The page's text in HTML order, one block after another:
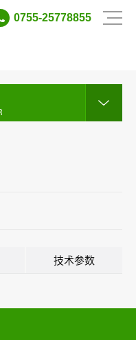
0755-25778855
技术参数